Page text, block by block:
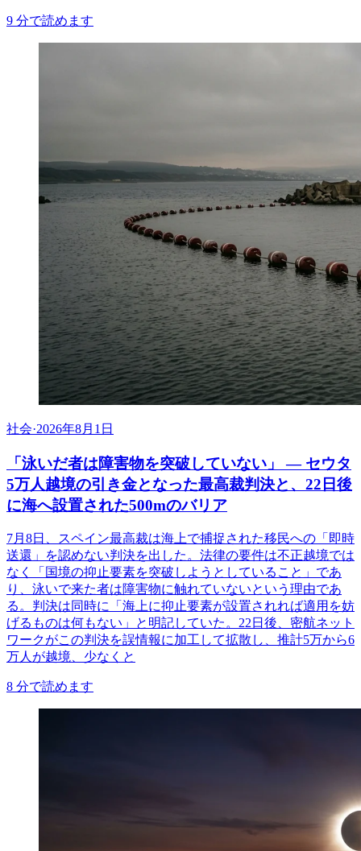
9 分で読めます
社会·2026年8月1日
「泳いだ者は障害物を突破していない」 ― セウタ
5万人越境の引き金となった最高裁判決と、22日後
に海へ設置された500mのバリア
7月8日、スペイン最高裁は海上で捕捉された移民への「即時
送還」を認めない判決を出した。法律の要件は不正越境では
なく「国境の抑止要素を突破しようとしていること」であ
り、泳いで来た者は障害物に触れていないという理由であ
る。判決は同時に「海上に抑止要素が設置されれば適用を妨
げるものは何もない」と明記していた。22日後、密航ネット
ワークがこの判決を誤情報に加工して拡散し、推計5万から6
万人が越境、少なくと
8 分で読めます